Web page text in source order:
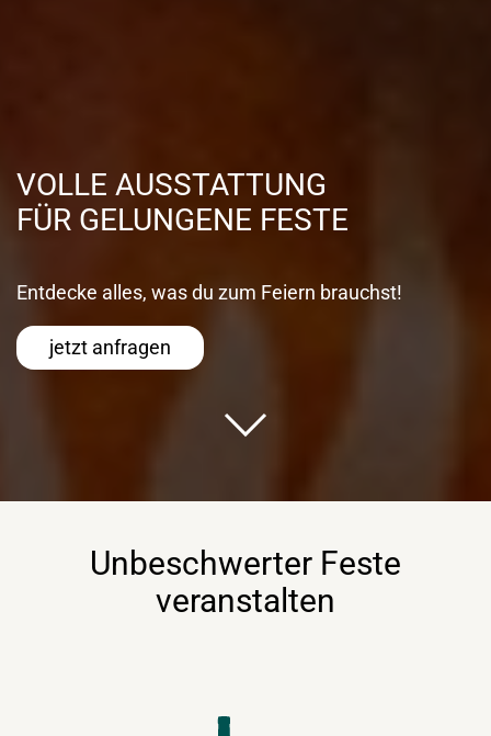
VOLLE AUSSTATTUNG
FÜR GELUNGENE FESTE
Entdecke alles, was du zum Feiern brauchst!
jetzt anfragen
Unbeschwerter Feste
veranstalten